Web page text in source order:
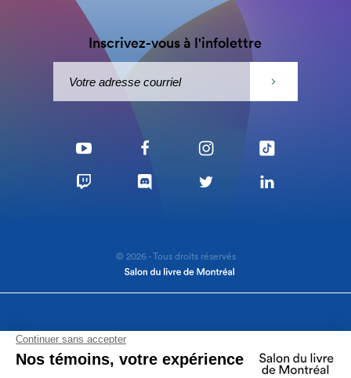
Inscrivez-vous à l'infolettre
© 2026 - Tous droits réservés